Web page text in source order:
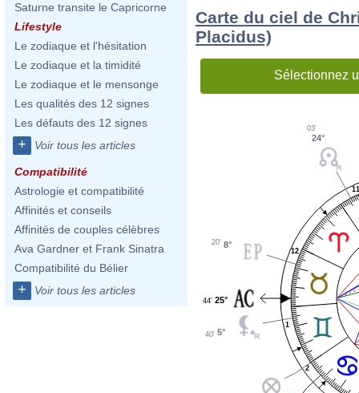
Saturne transite le Capricorne
Lifestyle
Le zodiaque et l'hésitation
Le zodiaque et la timidité
Le zodiaque et le mensonge
Les qualités des 12 signes
Les défauts des 12 signes
+ Voir tous les articles
Compatibilité
Astrologie et compatibilité
Affinités et conseils
Affinités de couples célèbres
Ava Gardner et Frank Sinatra
Compatibilité du Bélier
+ Voir tous les articles
Carte du ciel de
Placidus)
Sélectionnez
1
2
12
24°
03'
8°
20'
25°
44'
5°
40'